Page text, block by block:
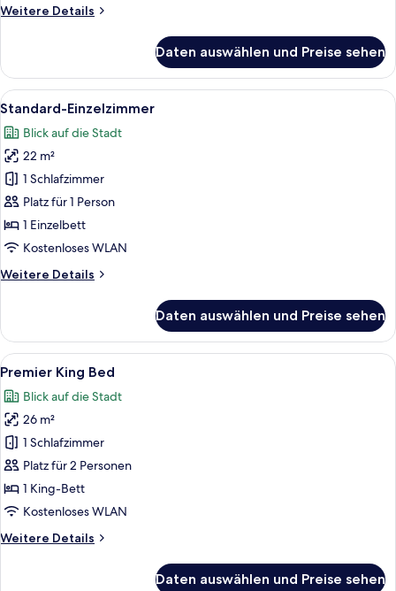
Weitere Details
Weitere
Family
Twin
Room
Daten auswählen und Preise sehen
Alle
Fotos
für
Standard-
Einzelzimmer
anzeigen
Ein Hotelzimmer mit einem großen
2
Standard-Einzelzimmer
Blick auf die Stadt
22 m²
1 Schlafzimmer
Platz für 1 Person
1 Einzelbett
Kostenloses WLAN
Weitere Details
Weitere
Einzelzimmer
Daten auswählen und Preise sehen
Alle
Fotos
für
Premier
King
Bed
anzeigen
Ein modernes Hotelzimmer mit
2
Premier King Bed
Blick auf die Stadt
26 m²
1 Schlafzimmer
Platz für 2 Personen
1 King-Bett
Kostenloses WLAN
Weitere Details
Weitere
Daten auswählen und Preise sehen